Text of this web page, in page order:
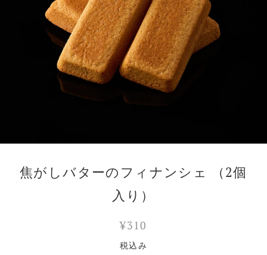
焦がしバターのフィナンシェ （2個
入り）
¥310
税込み